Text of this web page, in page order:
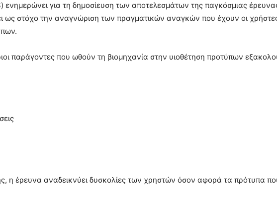
για τη δημοσίευση των αποτελεσμάτων της παγκόσμιας
ως στόχο την αναγνώριση των πραγματικών αναγκών που έχουν οι
παράγοντες που ωθούν τη βιομηχανία στην υιοθέτηση προτύπων
η έρευνα αναδεικνύει δυσκολίες των χρηστών όσον αφορά τα πρότυπα